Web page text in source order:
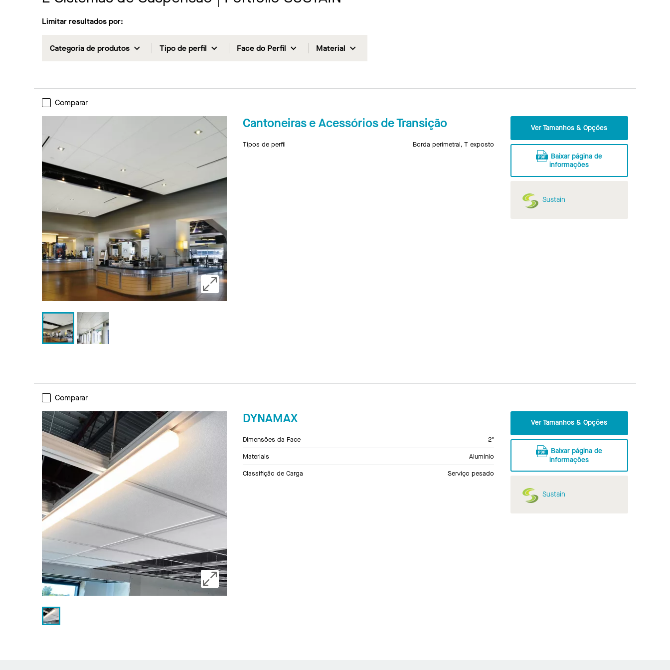
Limitar resultados por:
Categoria de produtos Tipo de perfil Face do Perfil Material
Comparar
Cantoneiras e Acessórios de Transição
Tipos de perfil Borda perimetral, T exposto
Ver Tamanhos & Opções
Baixar página de
informações
Sustain
Comparar
DYNAMAX
Dimensões da Face
2"
Materiais
Alumínio
Classifição de Carga
Serviço pesado
Ver Tamanhos & Opções
Baixar página de
informações
Sustain